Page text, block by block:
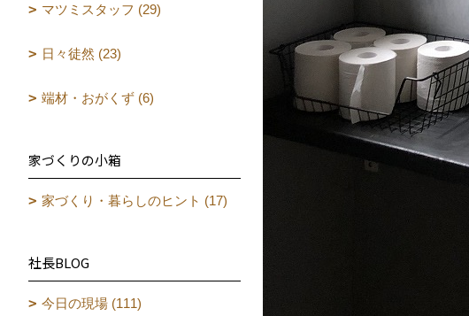
マツミスタッフ (29)
日々徒然 (23)
端材・おがくず (6)
家づくりの小箱
家づくり・暮らしのヒント (17)
社長BLOG
今日の現場 (111)